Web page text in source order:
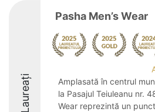
Laureați
Pasha Men’s Wear
Amplasată în centrul
la Pasajul Teiuleanu nr.
Wear reprezintă un